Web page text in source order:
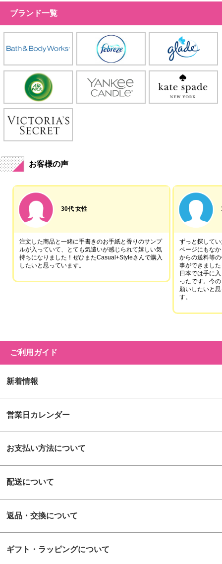
ブランド一覧
お客様の声
30代 女性
注文した商品と一緒に手書きのお手紙と香りのサンプ
ルが入っていて、とても気遣いが感じられて嬉しい気
持ちになりました！ぜひまたCasual+Styleさんで購入
したいと思っています。
ずっと探して
ページにもな
からの送料等
事ができました
日本では手に
ったです。今
願いしたいと
す。
ご利用ガイド
新着情報
営業日カレンダー
お支払い方法について
配送について
返品・交換について
ギフト・ラッピングについて